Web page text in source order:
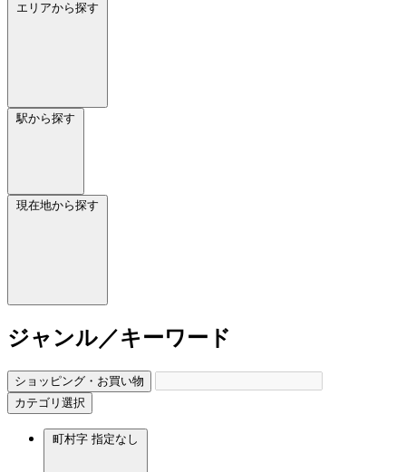
エリアから探す
駅から探す
現在地から探す
ジャンル／キーワード
ショッピング・お買い物
カテゴリ選択
町村字 指定なし